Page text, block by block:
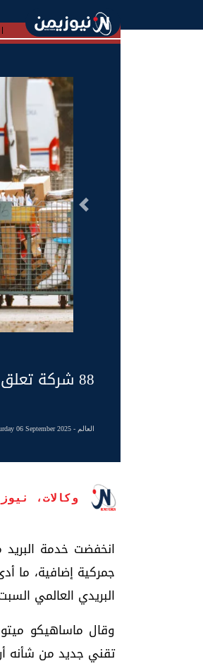
السابق
88 شركة تعلق خدمات البريد مع أمريكا بسبب الرسوم الجمركية
العالم - Saturday 06 September 2025 الساعة 09:34 pm
وكالات،
البريدي العالمي
وقال ماساهيكو
تقني جديد من شأنه أن